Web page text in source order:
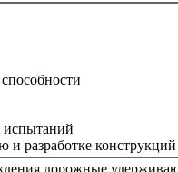
испытаний
и разработке конструкций